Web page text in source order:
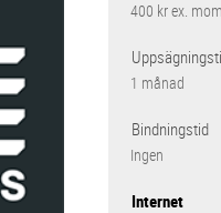
400 krex.
1 månad
Bindningstid
Ingen
Internet